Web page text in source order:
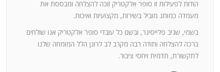
הודות לפעילות זו סופר אלקטריק זוכה להצלחה ומבססת את
מעמדה כמותג מוביל בשירות, מקצועיות ואיכות.
בשמי, שגיב פלייסיגר, ובשם כל עובדי סופר אלקטריק אנו שולחים
ברכה להצלחה ותודה רבה מקרב לב לרונן הלל המומחה שלנו
לתקשורת, תדמית ויחסי ציבור.